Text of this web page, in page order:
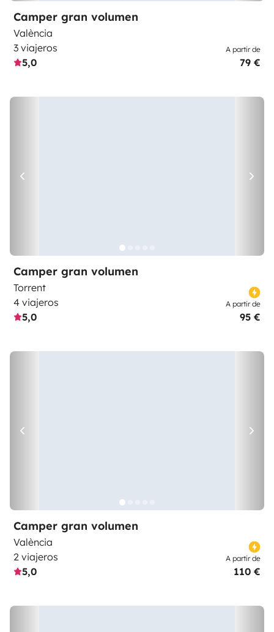
Camper gran volumen
València
3 viajeros
5,0
A partir de
79 €
Camper gran volumen
Torrent
4 viajeros
5,0
A partir de
95 €
Camper gran volumen
València
2 viajeros
5,0
A partir de
110 €